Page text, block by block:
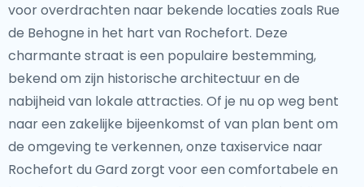
voor overdrachten naar bekende locaties zoals Rue
de Behogne in het hart van Rochefort. Deze
charmante straat is een populaire bestemming,
bekend om zijn historische architectuur en de
nabijheid van lokale attracties. Of je nu op weg bent
naar een zakelijke bijeenkomst of van plan bent om
de omgeving te verkennen, onze taxiservice naar
Rochefort du Gard zorgt voor een comfortabele en